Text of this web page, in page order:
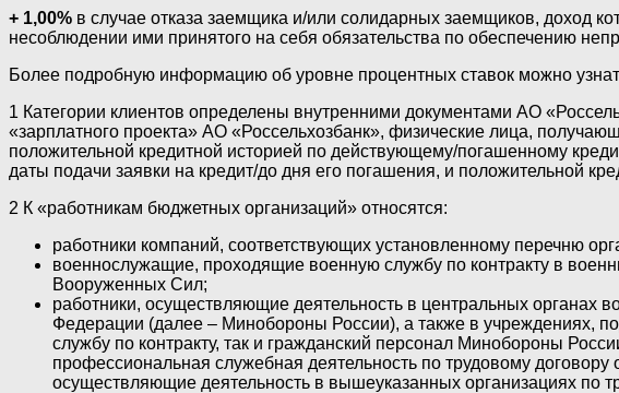
+ 1,00% в случае отказа заемщика и/или солидарных заемщиков, доход
несоблюдении ими принятого на себя обязательства по обеспечению
Более подробную информацию об уровне процентных ставок можно
1 Категории клиентов определены внутренними документами АО
«зарплатного проекта» АО «Россельхозбанк», физические лица,
положительной кредитной историей по действующему/погашенному
даты подачи заявки на кредит/до дня его погашения, и положительной
2 К «работникам бюджетных организаций» относятся:
работники компаний, соответствующих установленному перечню
военнослужащие, проходящие военную службу по контракту в
Вооруженных Сил;
работники, осуществляющие деятельность в центральных органах
Федерации (далее – Минобороны России), а также в учреждениях,
службу по контракту, так и гражданский персонал Минобороны
профессиональная служебная деятельность по трудовому
осуществляющие деятельность в вышеуказанных организациях по